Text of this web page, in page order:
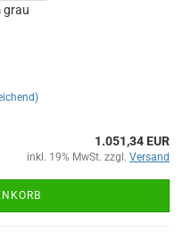
grau
1.051,34 EUR
inkl. 19% MwSt. zzgl. Versand